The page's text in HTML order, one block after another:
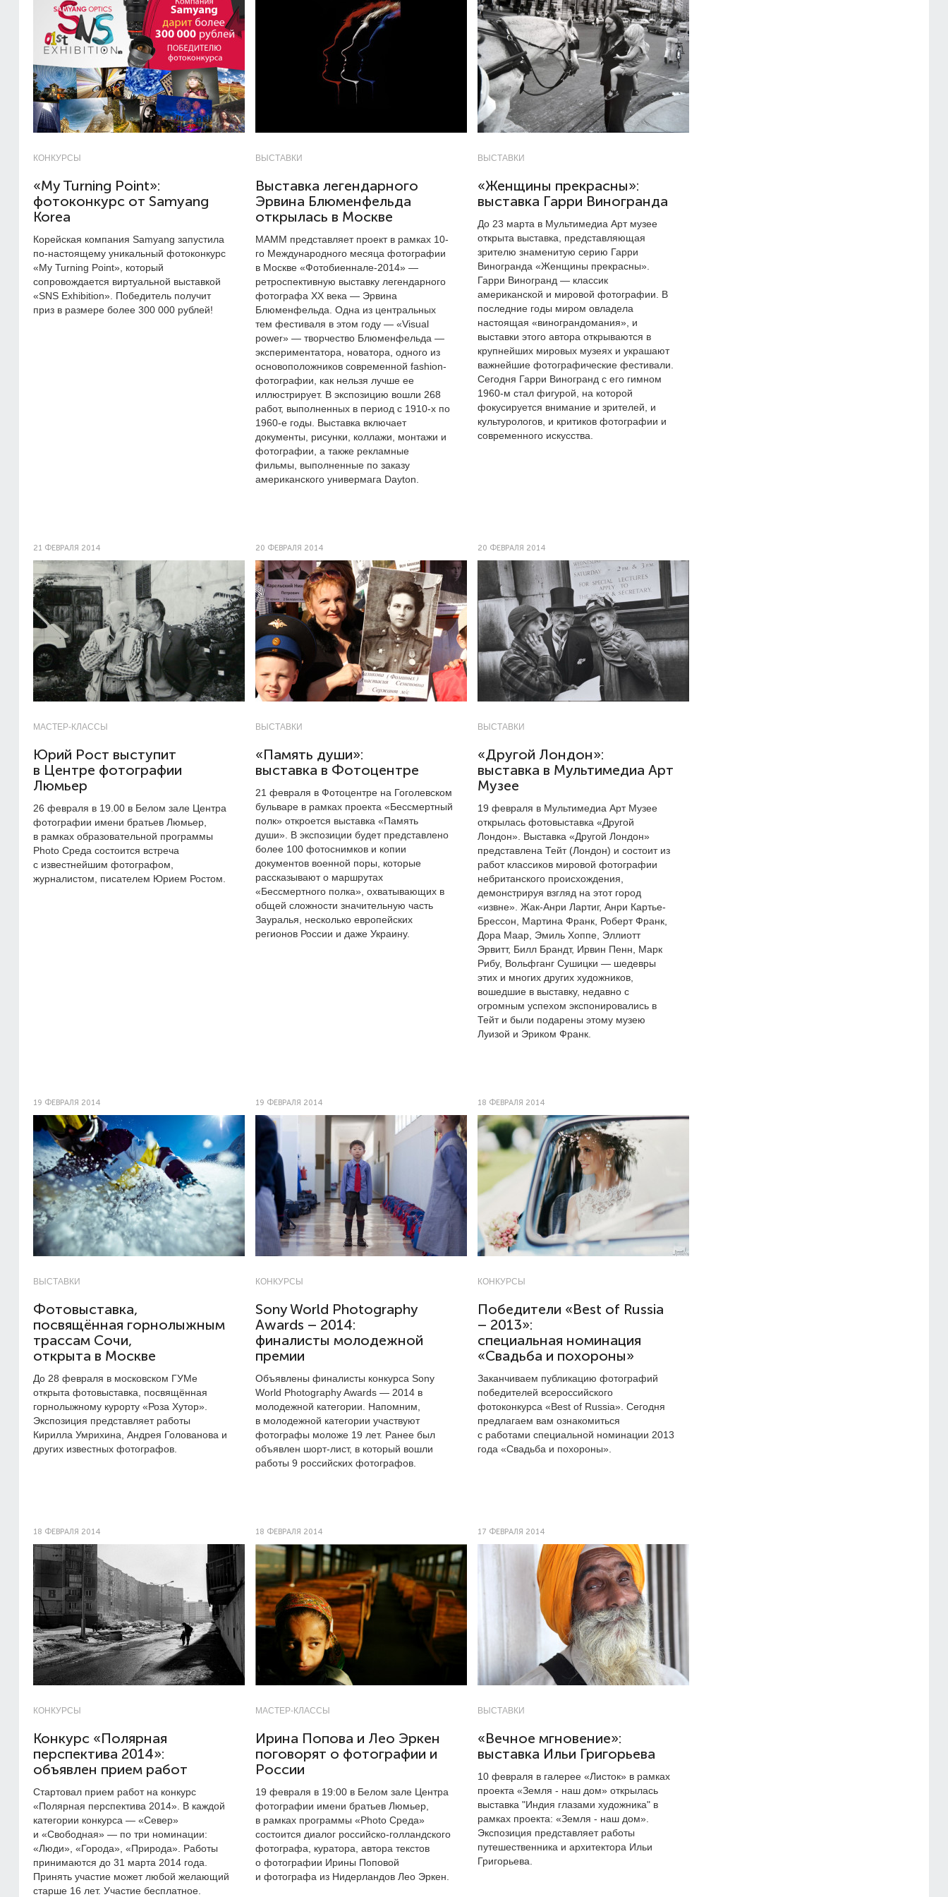
КОНКУРСЫ
«My Turning Point»:
фотоконкурс от Samyang
Korea
Корейская компания Samyang запустила
по-настоящему уникальный фотоконкурс
«My Turning Point», который
сопровождается виртуальной выставкой
«SNS Exhibition». Победитель получит
приз в размере более 300 000 рублей!
ВЫСТАВКИ
Выставка легендарного
Эрвина Блюменфельда
открылась в Москве
МАММ представляет проект в рамках 10-
го Международного месяца фотографии
в Москве «Фотобиеннале-2014» —
ретроспективную выставку легендарного
фотографа XX века — Эрвина
Блюменфельда. Одна из центральных
тем фестиваля в этом году — «Visual
power» — творчество Блюменфельда —
экспериментатора, новатора, одного из
основоположников современной fashion-
фотографии, как нельзя лучше ее
иллюстрирует. В экспозицию вошли 268
работ, выполненных в период с 1910-х по
1960-е годы. Выставка включает
документы, рисунки, коллажи, монтажи и
фотографии, а также рекламные
фильмы, выполненные по заказу
американского универмага Dayton.
ВЫСТАВКИ
«Женщины прекрасны»:
выставка Гарри Виногранда
До 23 марта в Мультимедиа Арт музее
открыта выставка, представляющая
зрителю знаменитую серию Гарри
Виногранда «Женщины прекрасны».
Гарри Виногранд — классик
американской и мировой фотографии. В
последние годы миром овладела
настоящая «винограндомания», и
выставки этого автора открываются в
крупнейших мировых музеях и украшают
важнейшие фотографические фестивали.
Сегодня Гарри Виногранд с его гимном
1960-м стал фигурой, на которой
фокусируется внимание и зрителей, и
культурологов, и критиков фотографии и
современного искусства.
21 ФЕВРАЛЯ 2014
МАСТЕР-КЛАССЫ
Юрий Рост выступит
в Центре фотографии
Люмьер
26 февраля в 19.00 в Белом зале Центра
фотографии имени братьев Люмьер,
в рамках образовательной программы
Photo Среда состоится встреча
с известнейшим фотографом,
журналистом, писателем Юрием Ростом.
20 ФЕВРАЛЯ 2014
ВЫСТАВКИ
«Память души»:
выставка в Фотоцентре
21 февраля в Фотоцентре на Гоголевском
бульваре в рамках проекта «Бессмертный
полк» откроется выставка «Память
души». В экспозиции будет представлено
более 100 фотоснимков и копии
документов военной поры, которые
рассказывают о маршрутах
«Бессмертного полка», охватывающих в
общей сложности значительную часть
Зауралья, несколько европейских
регионов России и даже Украину.
20 ФЕВРАЛЯ 2014
ВЫСТАВКИ
«Другой Лондон»:
выставка в Мультимедиа Арт
Музее
19 февраля в Мультимедиа Арт Музее
открылась фотовыставка «Другой
Лондон». Выставка «Другой Лондон»
представлена Тейт (Лондон) и состоит из
работ классиков мировой фотографии
небританского происхождения,
демонстрируя взгляд на этот город
«извне». Жак-Анри Лартиг, Анри Картье-
Брессон, Мартина Франк, Роберт Франк,
Дора Маар, Эмиль Хоппе, Эллиотт
Эрвитт, Билл Брандт, Ирвин Пенн, Марк
Рибу, Вольфганг Сушицки — шедевры
этих и многих других художников,
вошедшие в выставку, недавно с
огромным успехом экспонировались в
Тейт и были подарены этому музею
Луизой и Эриком Франк.
19 ФЕВРАЛЯ 2014
ВЫСТАВКИ
Фотовыставка,
посвящённая горнолыжным
трассам Сочи,
открыта в Москве
До 28 февраля в московском ГУМе
открыта фотовыставка, посвящённая
горнолыжному курорту «Роза Хутор».
Экспозиция представляет работы
Кирилла Умрихина, Андрея Голованова и
других известных фотографов.
19 ФЕВРАЛЯ 2014
КОНКУРСЫ
Sony World Photography
Awards – 2014:
финалисты молодежной
премии
Объявлены финалисты конкурса Sony
World Photography Awards — 2014 в
молодежной категории. Напомним,
в молодежной категории участвуют
фотографы моложе 19 лет. Ранее был
объявлен шорт-лист, в который вошли
работы 9 российских фотографов.
18 ФЕВРАЛЯ 2014
КОНКУРСЫ
Победители «Best of Russia
– 2013»:
специальная номинация
«Свадьба и похороны»
Заканчиваем публикацию фотографий
победителей всероссийского
фотоконкурса «Best of Russia». Сегодня
предлагаем вам ознакомиться
с работами специальной номинации 2013
года «Свадьба и похороны».
18 ФЕВРАЛЯ 2014
КОНКУРСЫ
Конкурс «Полярная
перспектива 2014»:
объявлен прием работ
Стартовал прием работ на конкурс
«Полярная перспектива 2014». В каждой
категории конкурса — «Север»
и «Свободная» — по три номинации:
«Люди», «Города», «Природа». Работы
принимаются до 31 марта 2014 года.
Принять участие может любой желающий
старше 16 лет. Участие бесплатное.
18 ФЕВРАЛЯ 2014
МАСТЕР-КЛАССЫ
Ирина Попова и Лео Эркен
поговорят о фотографии и
России
19 февраля в 19:00 в Белом зале Центра
фотографии имени братьев Люмьер,
в рамках программы «Photo Среда»
состоится диалог российско-голландского
фотографа, куратора, автора текстов
о фотографии Ирины Поповой
и фотографа из Нидерландов Лео Эркен.
17 ФЕВРАЛЯ 2014
ВЫСТАВКИ
«Вечное мгновение»:
выставка Ильи Григорьева
10 февраля в галерее «Листок» в рамках
проекта «Земля - наш дом» открылась
выставка "Индия глазами художника" в
рамках проекта: «Земля - наш дом».
Экспозиция представляет работы
путешественника и архитектора Ильи
Григорьева.